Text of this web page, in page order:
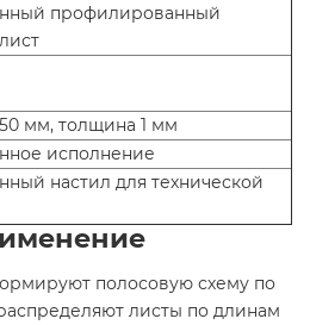
профилированный
мм, толщина 1 мм
исполнение
настил для технической
полосовую схему по
листы по длинам